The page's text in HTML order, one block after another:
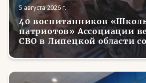
5 августа 2026 г.
40 воспитанников
патриотов» Ассоциации
СВО в Липецкой области
первые парашютные